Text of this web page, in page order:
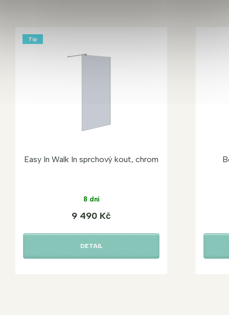
Tip
Easy In Walk In sprchový kout, chrom
8 dní
9 490 Kč
DETAIL